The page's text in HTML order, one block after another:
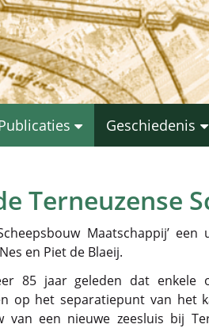
Geschiedenis
Terneuzense
Maatschappij’
en Piet de Blaeij.
85 jaar geleden dat enkele
op het separatiepunt van het
van een nieuwe zeesluis bij